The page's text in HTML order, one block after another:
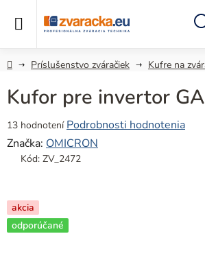
DomovPríslušenstvo zváračiek Kufre na
Kufor pre invertor
Priemerné
hodnotenie
produktu
z
5
hviezdičiek.
13 hodnotení Podrobnosti hodnotenia
Značka: OMICRON
Kód: ZV_2472
akcia
odporúčané